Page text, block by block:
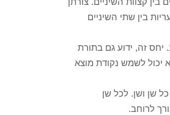
בין שתי השיניים
יחס זה, ידוע גם בתורת
יכול לשמש נקודת מוצא
כל שן ושן. לכל שן